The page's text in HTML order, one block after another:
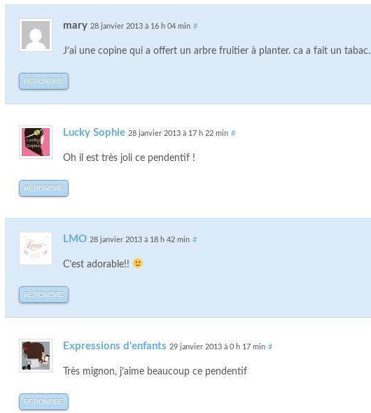
mary 28 janvier 2013 à 16 h 04 min #
J’ai une copine qui a offert un arbre fruitier à planter. ca a fait un tabac.
RÉPONDRE
Lucky Sophie 28 janvier 2013 à 17 h 22 min #
Oh il est très joli ce pendentif !
RÉPONDRE
LMO 28 janvier 2013 à 18 h 42 min #
C’est adorable!!
RÉPONDRE
Expressions d'enfants 29 janvier 2013 à 0 h 17 min #
Très mignon, j’aime beaucoup ce pendentif
RÉPONDRE